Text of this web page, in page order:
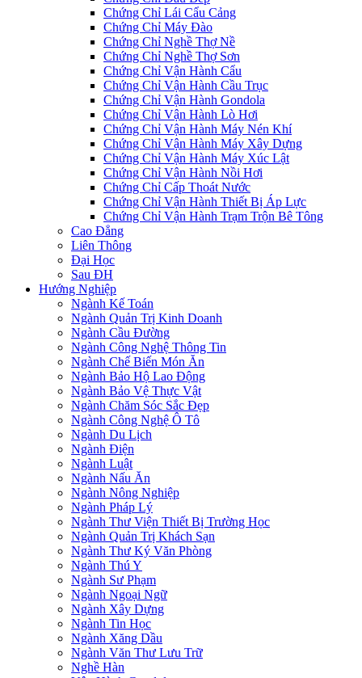
Chứng Chỉ Lái Cẩu Cảng
Chứng Chỉ Máy Đào
Chứng Chỉ Nghề Thợ Nề
Chứng Chỉ Nghề Thợ Sơn
Chứng Chỉ Vận Hành Cẩu
Chứng Chỉ Vận Hành Cầu Trục
Chứng Chỉ Vận Hành Gondola
Chứng Chỉ Vận Hành Lò Hơi
Chứng Chỉ Vận Hành Máy Nén Khí
Chứng Chỉ Vận Hành Máy Xây Dựng
Chứng Chỉ Vận Hành Máy Xúc Lật
Chứng Chỉ Vận Hành Nồi Hơi
Chứng Chỉ Cấp Thoát Nước
Chứng Chỉ Vận Hành Thiết Bị Áp Lực
Chứng Chỉ Vận Hành Trạm Trộn Bê Tông
Cao Đẳng
Liên Thông
Đại Học
Sau ĐH
Hướng Nghiệp
Ngành Kế Toán
Ngành Quản Trị Kinh Doanh
Ngành Cầu Đường
Ngành Công Nghệ Thông Tin
Ngành Chế Biến Món Ăn
Ngành Bảo Hộ Lao Động
Ngành Bảo Vệ Thực Vật
Ngành Chăm Sóc Sắc Đẹp
Ngành Công Nghệ Ô Tô
Ngành Du Lịch
Ngành Điện
Ngành Luật
Ngành Nấu Ăn
Ngành Nông Nghiệp
Ngành Pháp Lý
Ngành Thư Viện Thiết Bị Trường Học
Ngành Quản Trị Khách Sạn
Ngành Thư Ký Văn Phòng
Ngành Thú Y
Ngành Sư Phạm
Ngành Ngoại Ngữ
Ngành Xây Dựng
Ngành Tin Học
Ngành Xăng Dầu
Ngành Văn Thư Lưu Trữ
Nghề Hàn